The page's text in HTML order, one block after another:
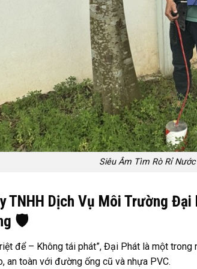
Siêu Âm Tìm Rò Rỉ
TNHH Dịch Vụ Môi Trường
🛡
để – Không tái phát”, Đại Phát là một
an toàn với đường ống cũ và nhựa PVC.